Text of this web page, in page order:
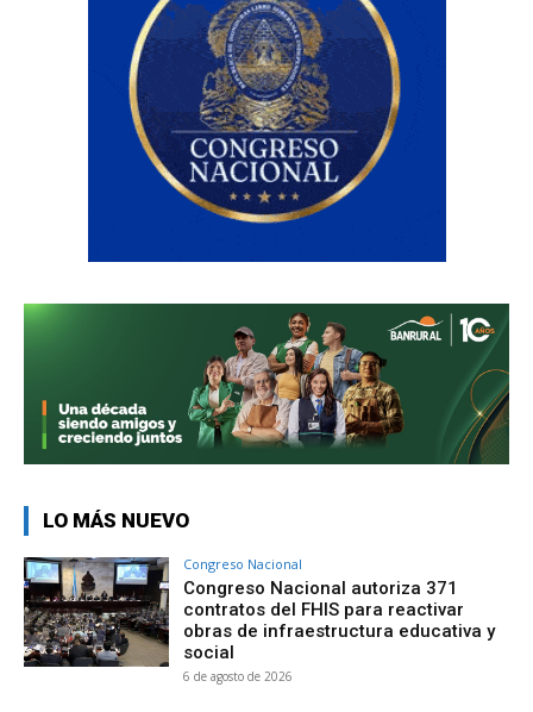
LO MÁS NUEVO
Congreso Nacional
Congreso Nacional autoriza 371
contratos del FHIS para reactivar
obras de infraestructura educativa y
social
6 de agosto de 2026